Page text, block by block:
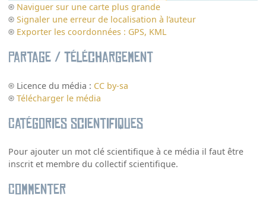
Naviguer sur une carte plus grande
Signaler une erreur de localisation à l’auteur
Exporter les coordonnées : GPS, KML
Partage / Téléchargement
Licence du média : CC by-sa
Télécharger le média
Catégories scientifiques
Pour ajouter un mot clé scientifique à ce média il faut être
inscrit et membre du collectif scientifique.
Commenter